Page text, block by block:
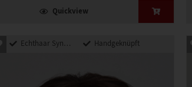
Quickview
Echthaar Synthetik Mix Handgeknüpft